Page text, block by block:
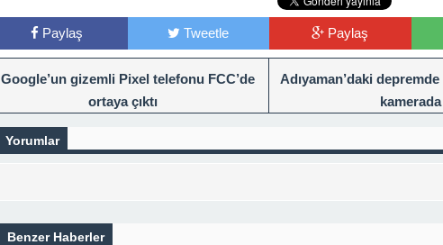
Paylaş Tweetle Paylaş
Google’un gizemli Pixel telefonu FCC’de
ortaya çıktı
Adıyaman’daki
kamerada
Yorumlar
Benzer Haberler